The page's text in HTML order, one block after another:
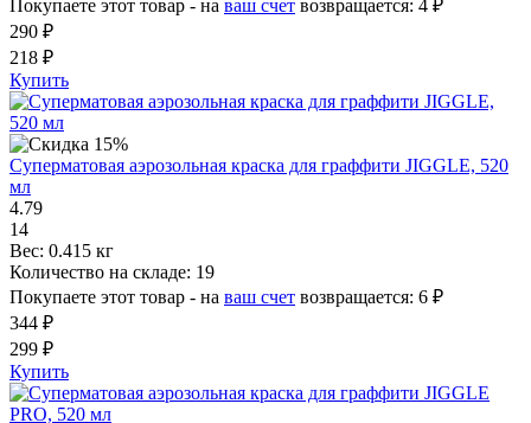
Покупаете этот товар - на ваш счет возвращается: 4 ₽
290 ₽
218 ₽
Купить
Суперматовая аэрозольная краска для граффити JIGGLE, 520
мл
4.79
14
Вес: 0.415 кг
Количество на складе: 19
Покупаете этот товар - на ваш счет возвращается: 6 ₽
344 ₽
299 ₽
Купить